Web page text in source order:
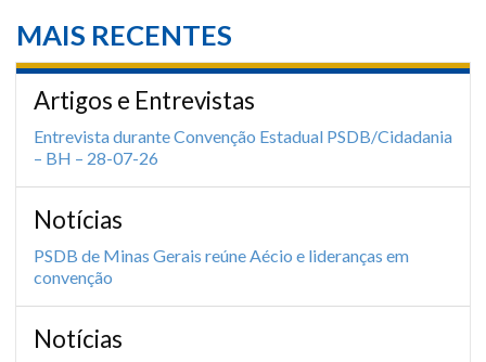
MAIS RECENTES
Artigos e Entrevistas
Entrevista durante Convenção Estadual PSDB/Cidadania
– BH – 28-07-26
Notícias
PSDB de Minas Gerais reúne Aécio e lideranças em
convenção
Notícias